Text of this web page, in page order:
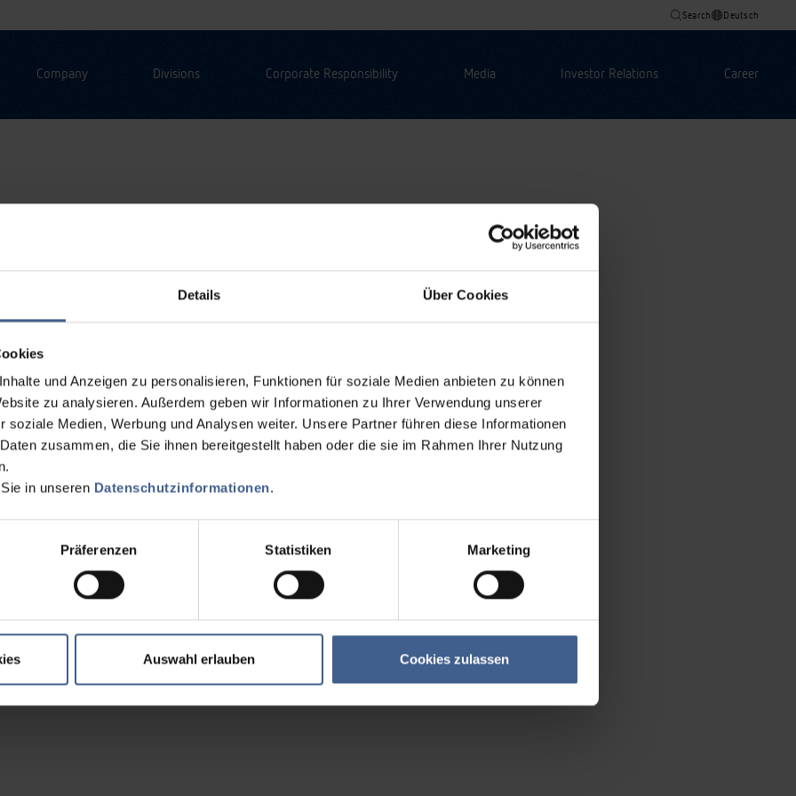
Details Über Cookies
und Anzeigen zu personalisieren, Funktionen für soziale Medien anbieten zu können
zu analysieren. Außerdem geben wir Informationen zu Ihrer Verwendung unserer
soziale Medien, Werbung und Analysen weiter. Unsere Partner führen diese Informationen
zusammen, die Sie ihnen bereitgestellt haben oder die sie im Rahmen Ihrer Nutzung
in unseren Datenschutzinformationen.
Präferenzen Statistiken Marketing
Auswahl erlauben Cookies zulassen
Search Deutsch
Company Divisions Corporate Responsibility Media Investor Relations Career